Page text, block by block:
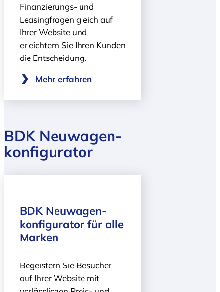
Finanzierungs- und
Leasingfragen gleich auf
Ihrer Website und
erleichtern Sie Ihren Kunden
die Entscheidung.
Mehr erfahren
BDK Neuwagen­
konfigurator
BDK Neuwagen­
konfigurator für alle
Marken
Begeistern Sie Besucher
auf Ihrer Website mit